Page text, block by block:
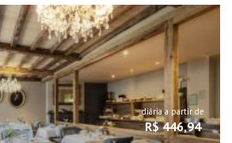
diária a partir de
R$ 446,94